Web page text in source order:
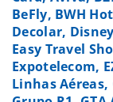
BeFly, BWH
Decolar,
Easy Travel
Expotelecom,
Linhas